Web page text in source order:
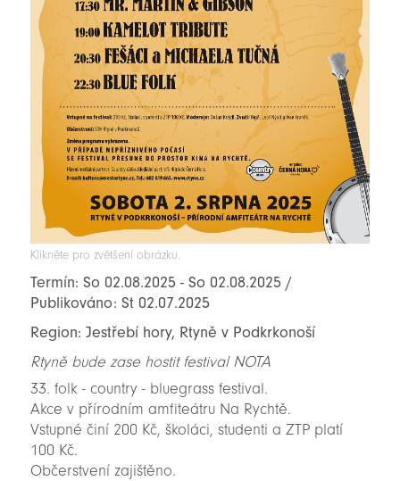
Klikněte pro zvětšení obrázku.
Termín: So 02.08.2025 - So 02.08.2025 /
Publikováno: St 02.07.2025
Region: Jestřebí hory, Rtyně v Podkrkonoší
Rtyně bude zase hostit festival NOTA
33. folk - country - bluegrass festival.
Akce v přírodním amfiteátru Na Rychtě.
Vstupné činí 200 Kč, školáci, studenti a ZTP platí
100 Kč.
Občerstvení zajištěno.